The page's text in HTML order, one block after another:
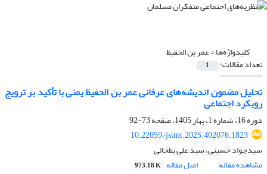
کلیدواژه‌ها =عمر بن الحفیظ
تعداد مقالات: 1
تحلیل مضمون اندیشه‌های عرفانی عمر بن الحفیظ یمنی با تأکید بر ترویج
رویکرد اجتماعی
دوره 16، شماره 1، بهار 1405، صفحه
73-92
10.22059/jstmt.2025.402076.1823
سیدجواد حسینی، سید علی بطحائی
مشاهده مقاله
اصل مقاله 973.18 K